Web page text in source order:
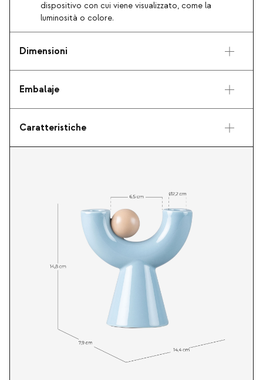
dispositivo con cui viene visualizzato, come la
luminosità o colore.
Dimensioni
Embalaje
Caratteristiche